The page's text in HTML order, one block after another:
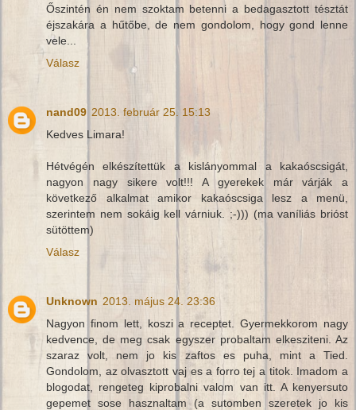
Őszintén én nem szoktam betenni a bedagasztott tésztát
éjszakára a hűtőbe, de nem gondolom, hogy gond lenne
vele...
Válasz
nand09 2013. február 25. 15:13
Kedves Limara!
Hétvégén elkészítettük a kislányommal a kakaóscsigát,
nagyon nagy sikere volt!!! A gyerekek már várják a
következő alkalmat amikor kakaóscsiga lesz a menü,
szerintem nem sokáig kell várniuk. ;-))) (ma vaníliás brióst
sütöttem)
Válasz
Unknown 2013. május 24. 23:36
Nagyon finom lett, koszi a receptet. Gyermekkorom nagy
kedvence, de meg csak egyszer probaltam elkesziteni. Az
szaraz volt, nem jo kis zaftos es puha, mint a Tied.
Gondolom, az olvasztott vaj es a forro tej a titok. Imadom a
blogodat, rengeteg kiprobalni valom van itt. A kenyersuto
gepemet sose hasznaltam (a sutomben szeretek jo kis